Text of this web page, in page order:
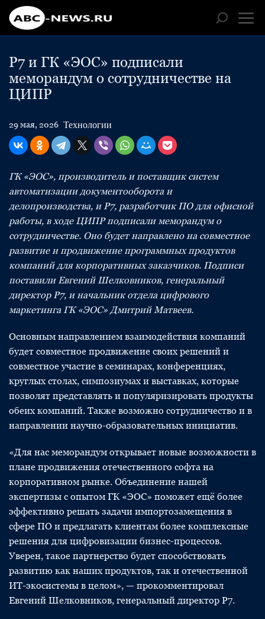
Р7 и ГК «ЭОС» подписали
меморандум о сотрудничестве на
ЦИПР
29 мая, 2026 Технологии
ГК «ЭОС», производитель и поставщик систем
автоматизации документооборота и
делопроизводства, и Р7, разработчик ПО для офисной
работы, в ходе ЦИПР подписали меморандум о
сотрудничестве. Оно будет направлено на совместное
развитие и продвижение программных продуктов
компаний для корпоративных заказчиков. Подписи
поставили Евгений Шелковников, генеральный
директор Р7, и начальник отдела цифрового
маркетинга ГК «ЭОС» Дмитрий Матвеев.
Основным направлением взаимодействия компаний
будет совместное продвижение своих решений и
совместное участие в семинарах, конференциях,
круглых столах, симпозиумах и выставках, которые
позволят представлять и популяризировать продукты
обеих компаний. Также возможно сотрудничество и в
направлении научно-образовательных инициатив.
«Для нас меморандум открывает новые возможности в
плане продвижения отечественного софта на
корпоративном рынке. Объединение нашей
экспертизы с опытом ГК «ЭОС» поможет ещё более
эффективно решать задачи импортозамещения в
сфере ПО и предлагать клиентам более комплексные
решения для цифровизации бизнес-процессов.
Уверен, такое партнерство будет способствовать
развитию как наших продуктов, так и отечественной
ИТ-экосистемы в целом», — прокомментировал
Евгений Шелковников, генеральный директор Р7.